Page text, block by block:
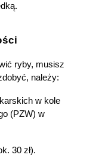
ryby, musisz
należy:
w kole
(PZW) w
. 30 zł).